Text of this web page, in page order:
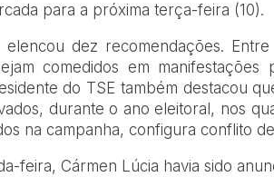
para a próxima terça-feira (10).
dez recomendações.
comedidos em
do TSE também destacou
durante o ano eleitoral, nos
na campanha, configura conflito
feira, Cármen Lúcia havia sido